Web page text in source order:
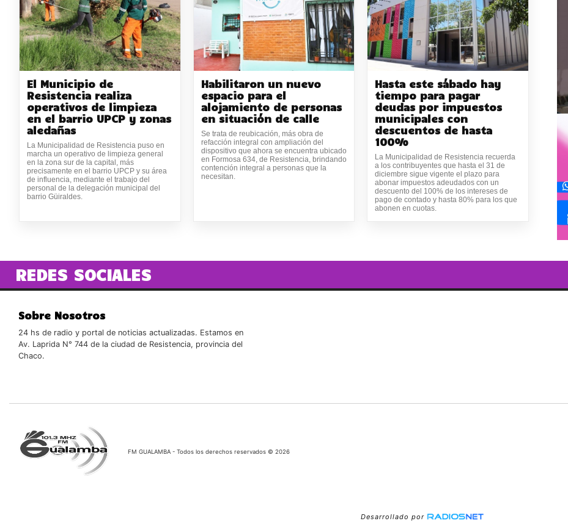
El Municipio de
Resistencia realiza
operativos de limpieza
en el barrio UPCP y zonas
aledañas
La Municipalidad de Resistencia puso en
marcha un operativo de limpieza general
en la zona sur de la capital, más
precisamente en el barrio UPCP y su área
de influencia, mediante el trabajo del
personal de la delegación municipal del
barrio Güiraldes.
Habilitaron un nuevo
espacio para el
alojamiento de personas
en situación de calle
Se trata de reubicación, más obra de
refacción integral con ampliación del
dispositivo que ahora se encuentra ubicado
en Formosa 634, de Resistencia, brindando
contención integral a personas que la
necesitan.
Hasta este sábado hay
tiempo para pagar
deudas por impuestos
municipales con
descuentos de hasta
100%
La Municipalidad de Resistencia recuerda
a los contribuyentes que hasta el 31 de
diciembre sigue vigente el plazo para
abonar impuestos adeudados con un
descuento del 100% de los intereses de
pago de contado y hasta 80% para los que
abonen en cuotas.
REDES SOCIALES
Sobre Nosotros
24 hs de radio y portal de noticias actualizadas. Estamos en
Av. Laprida N° 744 de la ciudad de Resistencia, provincia del
Chaco.
FM GUALAMBA - Todos los derechos reservados © 2026
Desarrollado por